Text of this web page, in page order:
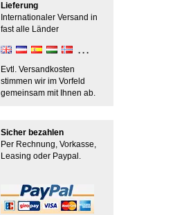
Lieferung
Internationaler Versand in
fast alle Länder
Evtl. Versandkosten
stimmen wir im Vorfeld
gemeinsam mit Ihnen ab.
Sicher bezahlen
Per Rechnung, Vorkasse,
Leasing oder Paypal.